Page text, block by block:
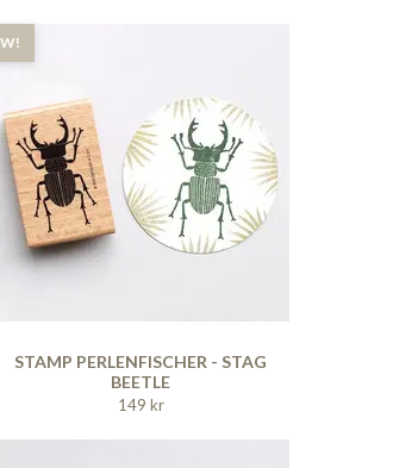
STAMP PERLENFISCHER - STAG
BEETLE
149 kr